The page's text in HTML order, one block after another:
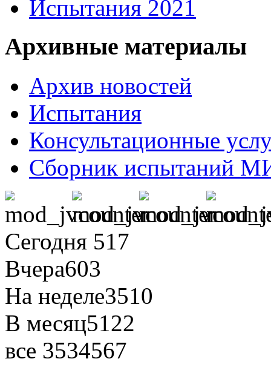
Испытания 2021
Архивные материалы
Архив новостей
Испытания
Консультационные
Сборник испытаний
Сегодня 517
Вчера603
На неделе3510
В месяц5122
все 3534567